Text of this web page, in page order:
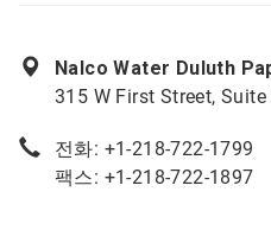
Nalco Water Duluth
315 W First Street,
전화: +1-218-722-1799
팩스: +1-218-722-1897